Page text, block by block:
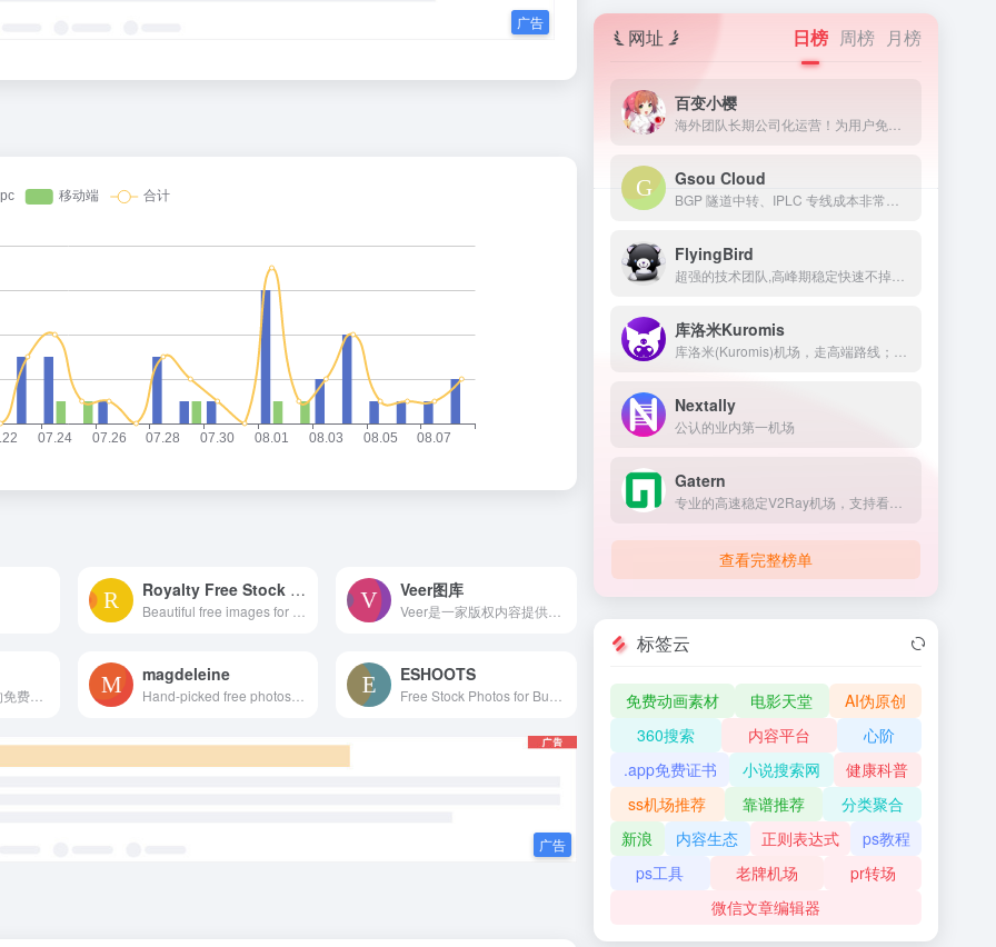
Royalty Free Stock Photos Veer图库
可在任何地方使用的免费图片和视频
magdeleine
Hand-picked free photos for your inspiration - Magdeleine
ESHOOTS
网址 日榜 周榜 月榜
百变小樱
Gsou Cloud
FlyingBird
库洛米Kuromis
Nextally
公认的业内第一机场
Gatern
查看完整榜单
标签云
免费动画素材 电影天堂
AI伪原创
360搜索
内容平台
心阶
.app免费证书
小说搜索网
健康科普
ss机场推荐
靠谱推荐
分类聚合
新浪
内容生态 正则表达式
ps教程
ps工具
老牌机场
pr转场
微信文章编辑器